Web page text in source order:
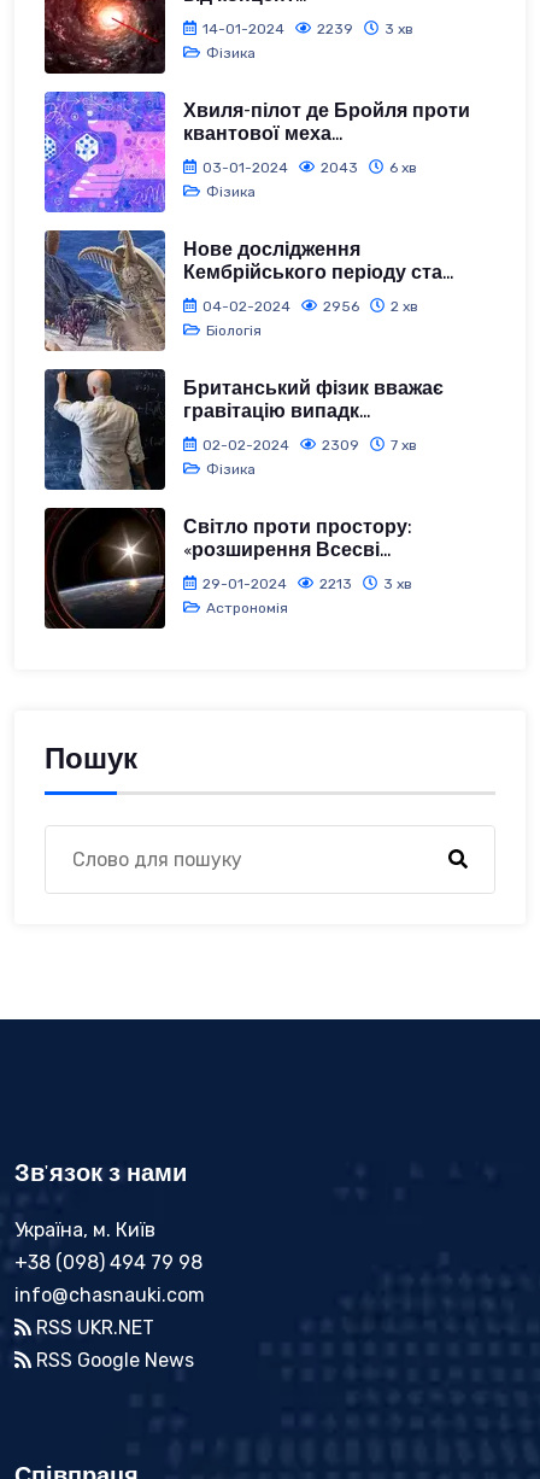
14-01-2024 2239
3 хв
Фізика
Хвиля-пілот де Бройля проти
квантової меха...
03-01-2024 2043
6 хв
Фізика
Нове дослідження
Кембрійського періоду ста...
04-02-2024 2956
2 хв
Біологія
Британський фізик вважає
гравітацію випадк...
02-02-2024 2309
7 хв
Фізика
Світло проти простору:
«розширення Всесві...
29-01-2024 2213
3 хв
Астрономія
Пошук
Зв'язок з нами
Україна, м. Київ
+38 (098) 494 79 98
info@chasnauki.com
RSS UKR.NET
RSS Google News